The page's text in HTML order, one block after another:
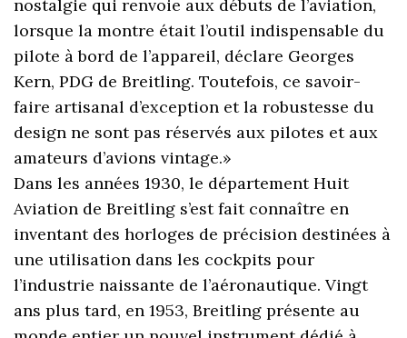
nostalgie qui renvoie aux débuts de l’aviation,
lorsque la montre était l’outil indispensable du
pilote à bord de l’appareil, déclare Georges
Kern, PDG de Breitling. Toutefois, ce savoir-
faire artisanal d’exception et la robustesse du
design ne sont pas réservés aux pilotes et aux
amateurs d’avions vintage.»
Dans les années 1930, le département Huit
Aviation de Breitling s’est fait connaître en
inventant des horloges de précision destinées à
une utilisation dans les cockpits pour
l’industrie naissante de l’aéronautique. Vingt
ans plus tard, en 1953, Breitling présente au